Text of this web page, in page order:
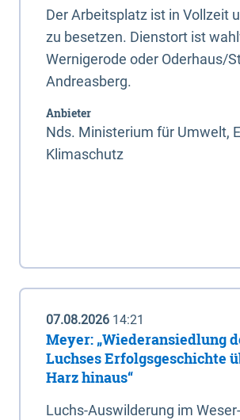
Der Arbeitsplatz ist in Vollzeit
zu besetzen. Dienstort ist
Wernigerode oder Oderhaus/
Andreasberg.
Anbieter
Nds. Ministerium für Umwelt,
Klimaschutz
07.08.2026 14:21
Meyer: „Wiederansiedlung
Luchses Erfolgsgeschichte
Harz hinaus“
Luchs-Auswilderung im